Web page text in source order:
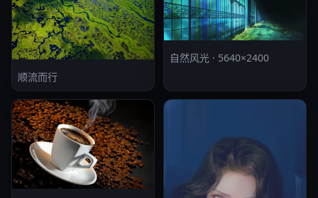
顺流而行
自然风光 · 5640×2400